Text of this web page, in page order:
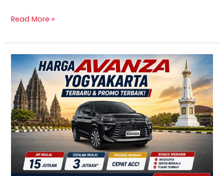
Read More »
TERBARU!
Harga
Toyota
Avanza
Yogyakarta
–
Promo
DP
Ringan